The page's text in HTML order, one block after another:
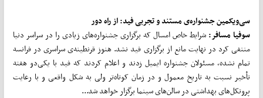
سی‌ویکمین جشنواره‌ی مستند و تجربی فید: از راه دور
سوفیا مسافر:شرایط خاص امسال که برگزاری جشنواره‌های زیادی را در سراسر دنیا
منتفی کرد در نهایت مانع از برگزاری فید نشد. هنوز قرنطینه‌ی سراسری در فرانسه
تمام نشده، مسئولان جشنواره ایمیل زدند و اعلام کردند که فید با یکی‌دو هفته
تأخیر نسبت به تاریخ معمول و در زمان کوتاه‌تر ولی به شکل واقعی و با رعایت
پروتکل‌های بهداشتی در سالن‌های سینما برگزار خواهد شد...